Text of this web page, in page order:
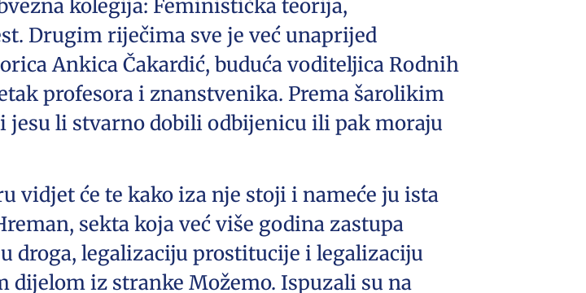
kolegija: Feministička teorija,
Drugim riječima sve je već unaprijed
Ankica Čakardić, buduća voditeljica Rodnih
profesora i znanstvenika. Prema šarolikim
li stvarno dobili odbijenicu ili pak moraju
vidjet će te kako iza nje stoji i nameće ju ista
sekta koja već više godina zastupa
droga, legalizaciju prostitucije i legalizaciju
dijelom iz stranke Možemo. Ispuzali su na